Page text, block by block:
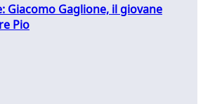
Giacomo Gaglione, il giovane
Pio